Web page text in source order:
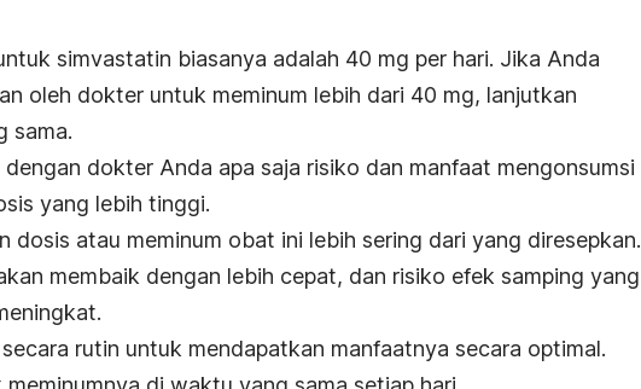
simvastatin biasanya adalah 40 mg per hari. Jika Anda
oleh dokter untuk meminum lebih dari 40 mg, lanjutkan
sama.
dengan dokter Anda apa saja risiko dan manfaat mengonsumsi
yang lebih tinggi.
dosis atau meminum obat ini lebih sering dari yang diresepkan.
membaik dengan lebih cepat, dan risiko efek samping yang
rutin untuk mendapatkan manfaatnya secara optimal.